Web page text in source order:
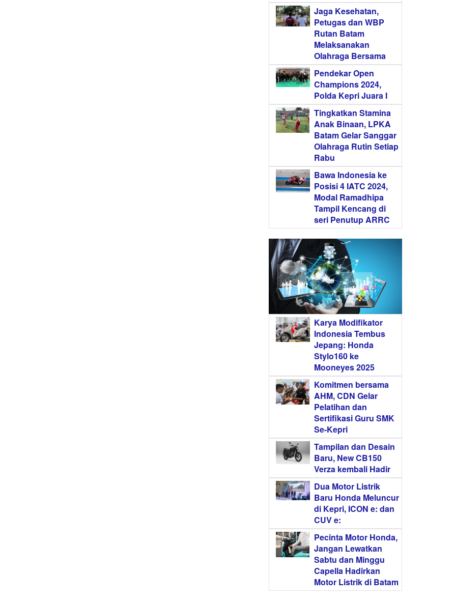
Jaga Kesehatan,
Petugas dan WBP
Rutan Batam
Melaksanakan
Olahraga Bersama
Pendekar Open
Champions 2024,
Polda Kepri Juara I
Tingkatkan Stamina
Anak Binaan, LPKA
Batam Gelar Sanggar
Olahraga Rutin Setiap
Rabu
Bawa Indonesia ke
Posisi 4 IATC 2024,
Modal Ramadhipa
Tampil Kencang di
seri Penutup ARRC
Karya Modifikator
Indonesia Tembus
Jepang: Honda
Stylo160 ke
Mooneyes 2025
Komitmen bersama
AHM, CDN Gelar
Pelatihan dan
Sertifikasi Guru SMK
Se-Kepri
Tampilan dan Desain
Baru, New CB150
Verza kembali Hadir
Dua Motor Listrik
Baru Honda Meluncur
di Kepri, ICON e: dan
CUV e:
Pecinta Motor Honda,
Jangan Lewatkan
Sabtu dan Minggu
Capella Hadirkan
Motor Listrik di Batam